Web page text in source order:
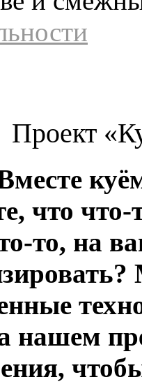
Проект
что
то, на
нашем